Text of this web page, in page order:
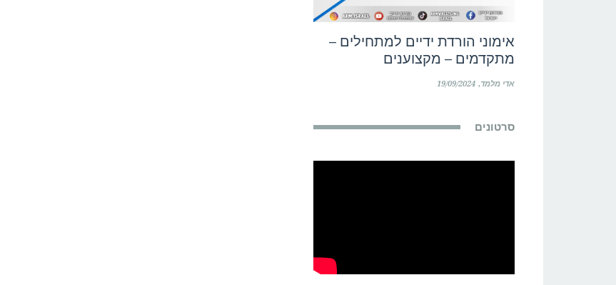
אימוני הורדת ידיים למתחילים –
מתקדמים – מקצוענים
אדי מלמד 19/09/2024
סרטונים